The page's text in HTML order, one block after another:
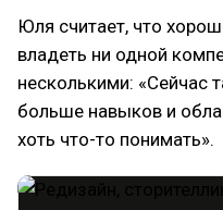
Юля считает, что
владеть ни одной
несколькими: «Сейчас
больше навыков и
хоть что-то понимать».